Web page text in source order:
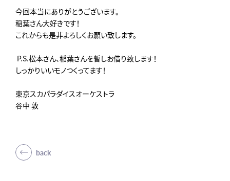
今回本当にありがとうございます。
稲葉さん大好きです！
これからも是非よろしくお願い致します。
P.S.松本さん、稲葉さんを暫しお借り致します！
しっかりいいモノつくってます！
東京スカパラダイスオーケストラ
谷中 敦
back